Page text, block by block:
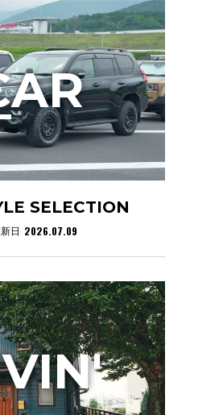
SELECTION
日 2026.07.09
AR